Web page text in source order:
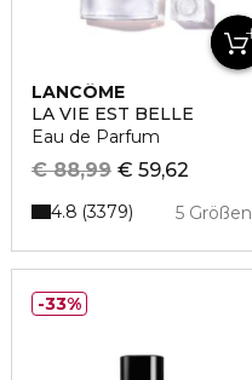
LANCÔME
LA VIE EST BELLE
Eau de Parfum
€ 59,62
€ 88,99
5 Größen
4.8 3379
33%